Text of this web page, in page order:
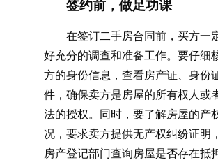
签约前，做足功课
在签订二手房合同前，买方一
好充分的调查和准备工作。要仔细
方的身份信息，查看房产证、身份
件，确保卖方是房屋的所有权人或
法的授权。同时，要了解房屋的产
况，要求卖方提供无产权纠纷证明
房产登记部门查询房屋是否存在抵